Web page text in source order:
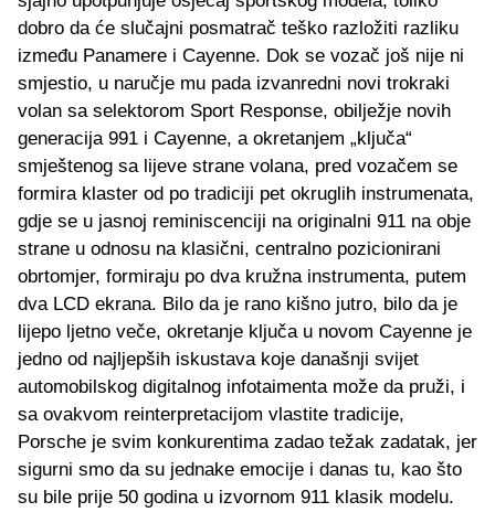
dobro da će slučajni posmatrač teško razložiti razliku
između Panamere i Cayenne. Dok se vozač još nije ni
smjestio, u naručje mu pada izvanredni novi trokraki
volan sa selektorom Sport Response, obilježje novih
generacija 991 i Cayenne, a okretanjem „ključa“
smještenog sa lijeve strane volana, pred vozačem se
formira klaster od po tradiciji pet okruglih instrumenata,
gdje se u jasnoj reminiscenciji na originalni 911 na obje
strane u odnosu na klasični, centralno pozicionirani
obrtomjer, formiraju po dva kružna instrumenta, putem
dva LCD ekrana. Bilo da je rano kišno jutro, bilo da je
lijepo ljetno veče, okretanje ključa u novom Cayenne je
jedno od najljepših iskustava koje današnji svijet
automobilskog digitalnog infotaimenta može da pruži, i
sa ovakvom reinterpretacijom vlastite tradicije,
Porsche je svim konkurentima zadao težak zadatak, jer
sigurni smo da su jednake emocije i danas tu, kao što
su bile prije 50 godina u izvornom 911 klasik modelu.